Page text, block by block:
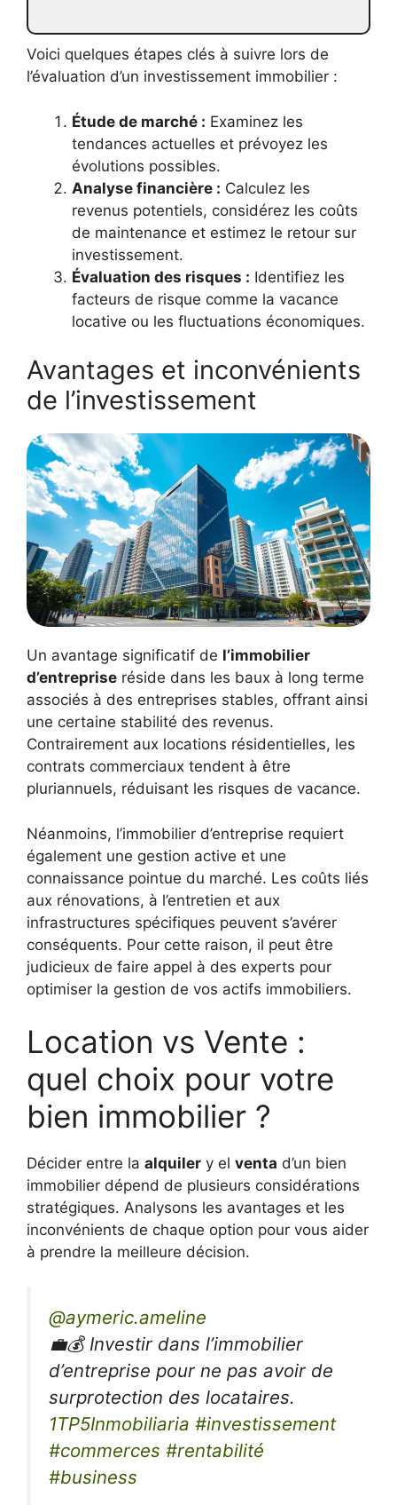
Voici quelques étapes clés à suivre lors de
l’évaluation d’un investissement immobilier :
Étude de marché : Examinez les
tendances actuelles et prévoyez les
évolutions possibles.
Analyse financière : Calculez les
revenus potentiels, considérez les coûts
de maintenance et estimez le retour sur
investissement.
Évaluation des risques : Identifiez les
facteurs de risque comme la vacance
locative ou les fluctuations économiques.
Avantages et inconvénients
de l’investissement
Un avantage significatif de l’immobilier
d’entreprise réside dans les baux à long terme
associés à des entreprises stables, offrant ainsi
une certaine stabilité des revenus.
Contrairement aux locations résidentielles, les
contrats commerciaux tendent à être
pluriannuels, réduisant les risques de vacance.
Néanmoins, l’immobilier d’entreprise requiert
également une gestion active et une
connaissance pointue du marché. Les coûts liés
aux rénovations, à l’entretien et aux
infrastructures spécifiques peuvent s’avérer
conséquents. Pour cette raison, il peut être
judicieux de faire appel à des experts pour
optimiser la gestion de vos actifs immobiliers.
Location vs Vente :
quel choix pour votre
bien immobilier ?
Décider entre la alquiler y el venta d’un bien
immobilier dépend de plusieurs considérations
stratégiques. Analysons les avantages et les
inconvénients de chaque option pour vous aider
à prendre la meilleure décision.
@aymeric.ameline
💼💰 Investir dans l’immobilier
d’entreprise pour ne pas avoir de
surprotection des locataires.
1TP5Inmobiliaria #investissement
#commerces #rentabilité
#business